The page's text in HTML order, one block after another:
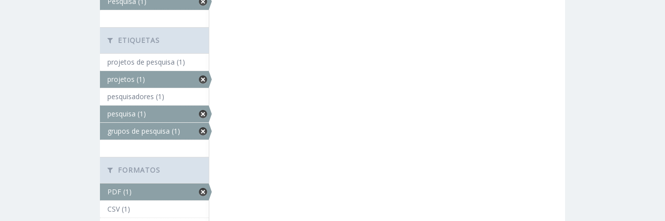
ETIQUETAS
projetos de pesquisa (1)
projetos (1)
pesquisadores (1)
pesquisa (1)
grupos de pesquisa (1)
FORMATOS
PDF (1)
CSV (1)